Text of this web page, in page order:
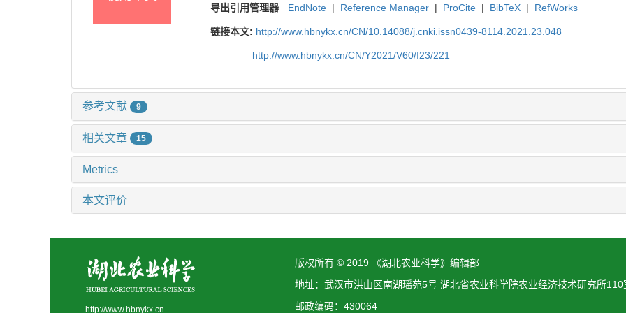
导出引用管理器 EndNote | Reference Manager | ProCite | BibTeX | RefWorks
链接本文: http://www.hbnykx.cn/CN/10.14088/j.cnki.issn0439-8114.2021.23.048
http://www.hbnykx.cn/CN/Y2021/V60/I23/221
参考文献 9
相关文章 15
Metrics
本文评价
http://www.hbnykx.cn
版权所有 © 2019 《湖北农业科学》编辑部
地址：武汉市洪山区南湖瑶苑5号 湖北省农业科学院农业经济技术研究所110
邮政编码：430064